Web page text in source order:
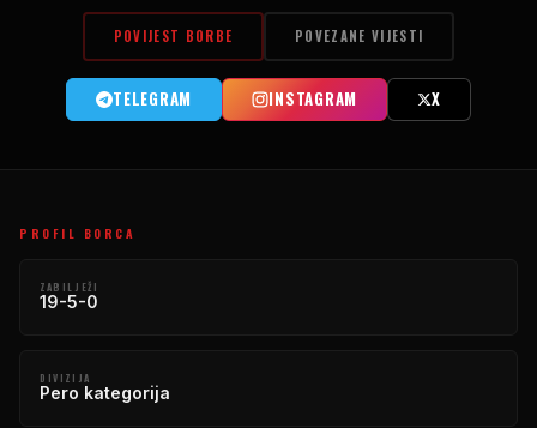
POVIJEST BORBE POVEZANE VIJESTI
TELEGRAM INSTAGRAM X
PROFIL BORCA
ZABILJEŽI
19-5-0
DIVIZIJA
Pero kategorija